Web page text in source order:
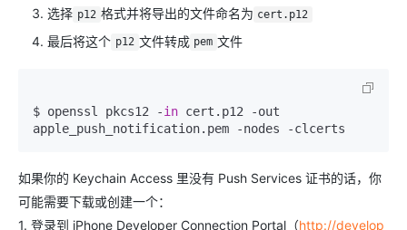
选择 p12 格式并将导出的文件命名为 cert.p12
最后将这个 p12 文件转成 pem 文件
$ openssl pkcs12 -in cert.p12 -out
apple_push_notification.pem -nodes -clcerts
如果你的 Keychain Access 里没有 Push Services 证书的话，你
可能需要下载或创建一个：
1. 登录到 iPhone Developer Connection Portal（http://develop